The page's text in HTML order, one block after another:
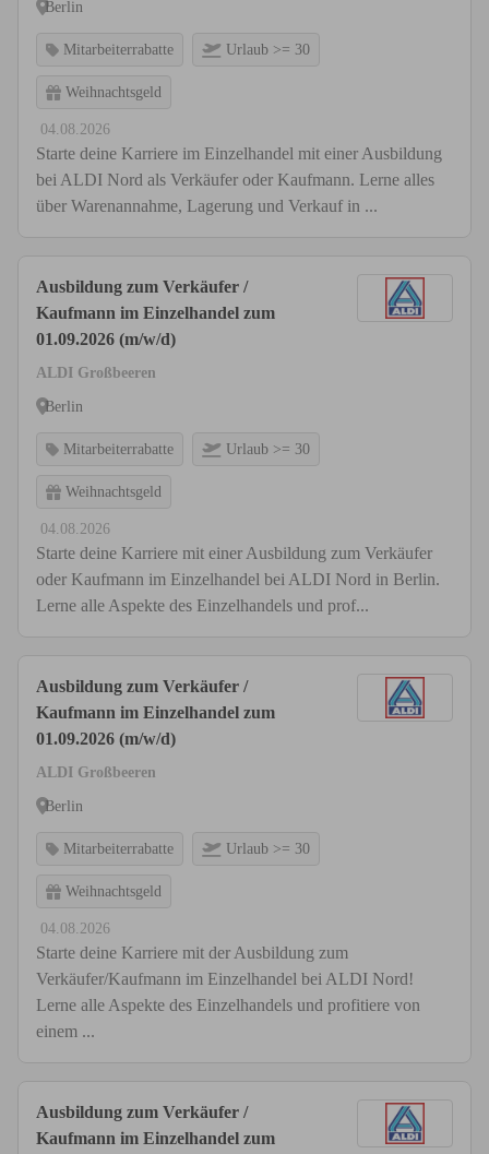
Berlin
Mitarbeiterrabatte Urlaub >= 30
Weihnachtsgeld
04.08.2026
Starte deine Karriere im Einzelhandel mit einer Ausbildung
bei ALDI Nord als Verkäufer oder Kaufmann. Lerne alles
über Warenannahme, Lagerung und Verkauf in ...
Ausbildung zum Verkäufer /
Kaufmann im Einzelhandel zum
01.09.2026 (m/w/d)
ALDI Großbeeren
Berlin
Mitarbeiterrabatte Urlaub >= 30
Weihnachtsgeld
04.08.2026
Starte deine Karriere mit einer Ausbildung zum Verkäufer
oder Kaufmann im Einzelhandel bei ALDI Nord in Berlin.
Lerne alle Aspekte des Einzelhandels und prof...
Ausbildung zum Verkäufer /
Kaufmann im Einzelhandel zum
01.09.2026 (m/w/d)
ALDI Großbeeren
Berlin
Mitarbeiterrabatte Urlaub >= 30
Weihnachtsgeld
04.08.2026
Starte deine Karriere mit der Ausbildung zum
Verkäufer/Kaufmann im Einzelhandel bei ALDI Nord!
Lerne alle Aspekte des Einzelhandels und profitiere von
einem ...
Ausbildung zum Verkäufer /
Kaufmann im Einzelhandel zum